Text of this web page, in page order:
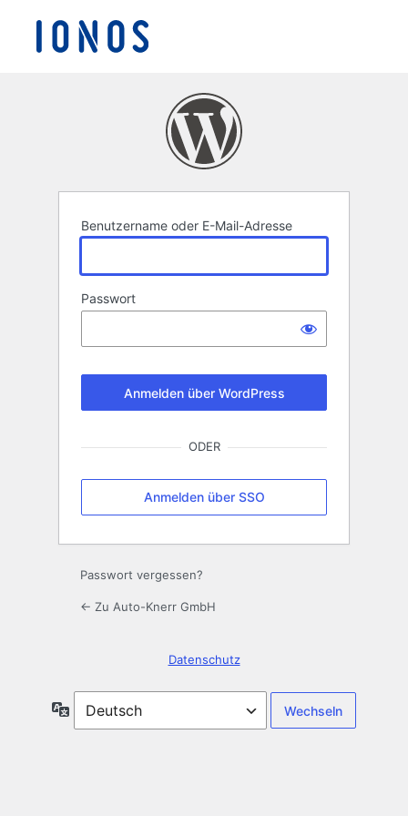
Benutzername oder E-Mail-Adresse
Passwort
ODER
Anmelden über SSO
Passwort vergessen?
← Zu Auto-Knerr GmbH
Datenschutz
Sprache